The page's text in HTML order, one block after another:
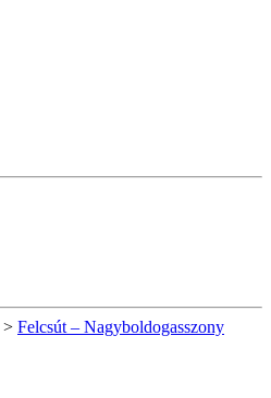
> Felcsút – Nagyboldogasszony